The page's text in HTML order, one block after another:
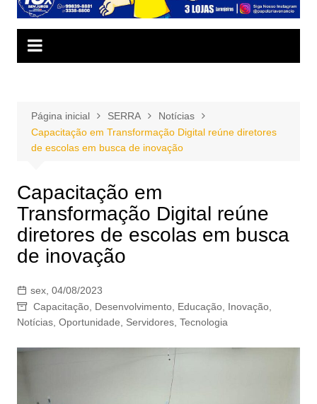
Página inicial SERRA
Notícias
Capacitação em Transformação Digital reúne diretores
de escolas em busca de inovação
Capacitação em
Transformação Digital reúne
diretores de escolas em busca
de inovação
sex, 04/08/2023
Capacitação, Desenvolvimento, Educação, Inovação,
Notícias, Oportunidade Servidores, Tecnologia